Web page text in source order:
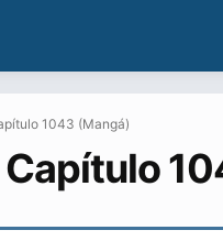
1043 (Mangá)
Capítulo